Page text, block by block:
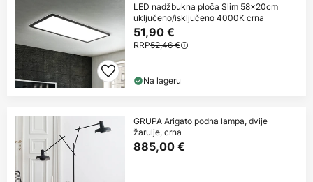
LED nadžbukna ploča Slim 58x20cm
uključeno/isključeno 4000K crna
51,90 €
RRP52,46 €
Na lageru
GRUPA Arigato podna lampa, dvije
žarulje, crna
885,00 €